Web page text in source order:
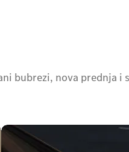
potpuno električni
bubrezi, nova